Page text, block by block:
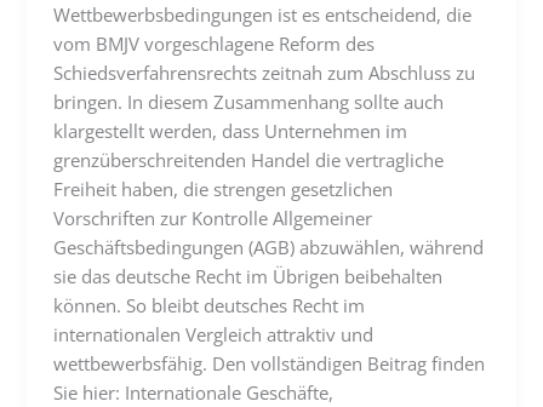
Wettbewerbsbedingungen ist es entscheidend, die
vom BMJV vorgeschlagene Reform des
Schiedsverfahrensrechts zeitnah zum Abschluss zu
bringen. In diesem Zusammenhang sollte auch
klargestellt werden, dass Unternehmen im
grenzüberschreitenden Handel die vertragliche
Freiheit haben, die strengen gesetzlichen
Vorschriften zur Kontrolle Allgemeiner
Geschäftsbedingungen (AGB) abzuwählen, während
sie das deutsche Recht im Übrigen beibehalten
können. So bleibt deutsches Recht im
internationalen Vergleich attraktiv und
wettbewerbsfähig. Den vollständigen Beitrag finden
Sie hier: Internationale Geschäfte,